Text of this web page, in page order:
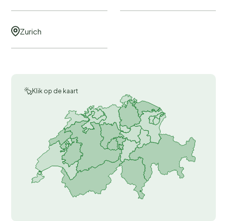
Zurich
Klik op de kaart